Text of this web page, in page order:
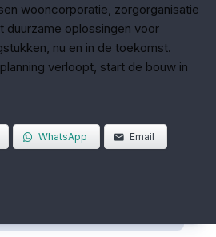
wooncorporatie, zorgorganisatie
duurzame oplossingen voor
nu en in de toekomst.
verloopt, start de bouw in
WhatsApp Email